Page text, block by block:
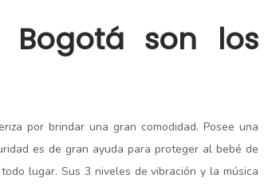
son los
por brindar una gran comodidad. Posee una
es de gran ayuda para proteger al bebé de
lugar. Sus 3 niveles de vibración y la música